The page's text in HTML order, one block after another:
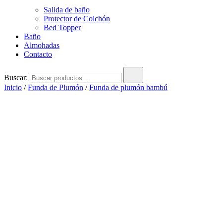
Salida de baño
Protector de Colchón
Bed Topper
Baño
Almohadas
Contacto
Buscar:
Inicio /Funda de Plumón /Funda de plumón bambú